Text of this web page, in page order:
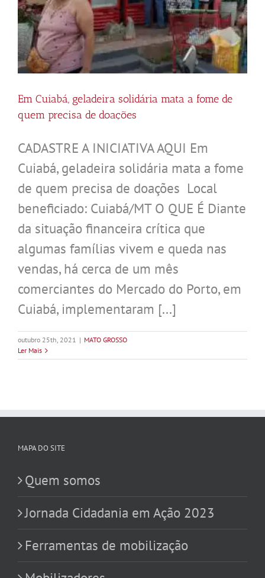
Em Cuiabá, geladeira solidária mata a fome de
quem precisa de doações
CADASTRE A INICIATIVA AQUI Em
Cuiabá, geladeira solidária mata a fome
de quem precisa de doações Local
beneficiado: Cuiabá/MT O QUE É Diante
da situação financeira crítica que
algumas famílias vivem e queda nas
vendas, há cerca de um mês
comerciantes do Mercado do Porto, em
Cuiabá, implementaram [...]
outubro 25th, 2021 | MATO GROSSO
Ler Mais
MAPA DO SITE
Quem somos
Jornada Cidadania em Ação 2023
Ferramentas de mobilização